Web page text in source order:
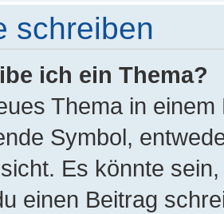
schreiben
ich ein Thema?
Thema in
Symbol,
Es könnte
einen Beitrag